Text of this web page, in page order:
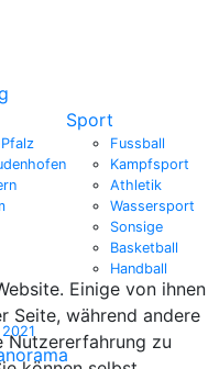
Sport
Fussball
Kampfsport
Athletik
Wassersport
Sonsige
Basketball
Handball
Einige von ihnen
Seite, während andere
Nutzererfahrung zu